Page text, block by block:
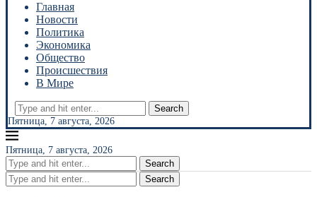
Главная
Новости
Политика
Экономика
Общество
Происшествия
В Мире
Search
Пятница, 7 августа, 2026
Пятница, 7 августа, 2026
Search
Search